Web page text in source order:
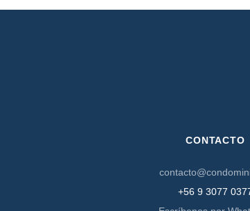
CONTACTO
+56 9 3077